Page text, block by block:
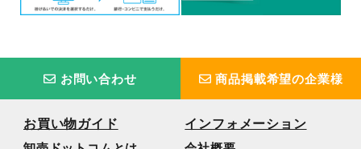
お問い合わせ 商品掲載希望の企業様
お買い物ガイド インフォメーション